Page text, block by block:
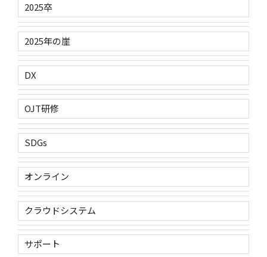
2025卒
2025年の崖
DX
OJT研修
SDGs
オンライン
クラウドシステム
サポート